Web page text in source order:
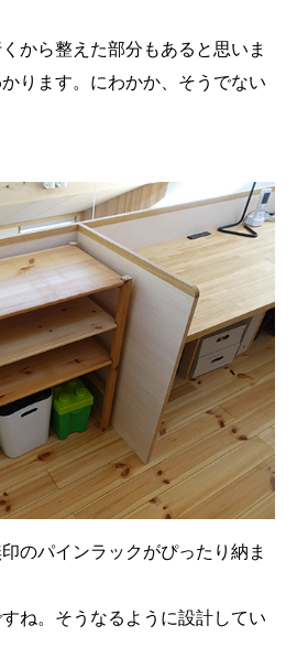
から整えた部分もあると思いま
ります。にわかか、そうでない
のパインラックがぴったり納ま
ね。そうなるように設計してい